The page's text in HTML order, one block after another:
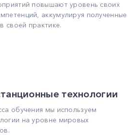
повышают уровень своих
аккумулируя полученные
своей практике.
технологии
обучения мы используем
на уровне мировых